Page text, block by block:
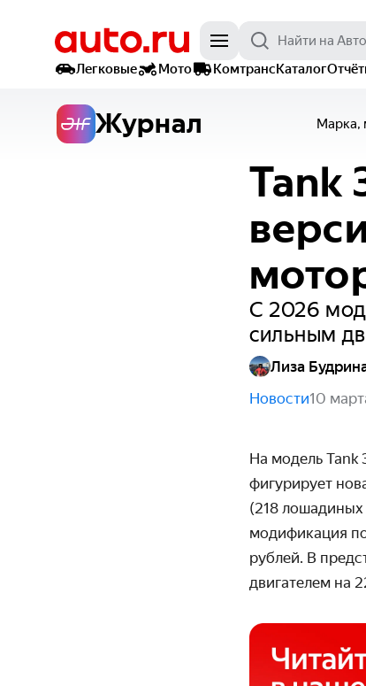
Легковые
Мото КомтрансКаталог
Журнал Марка,
Tank
С 2026
сильным
Лиза
Новости10
На модель
фигурирует
(218 лошадиных
модификация
рублей. В
двигателем на